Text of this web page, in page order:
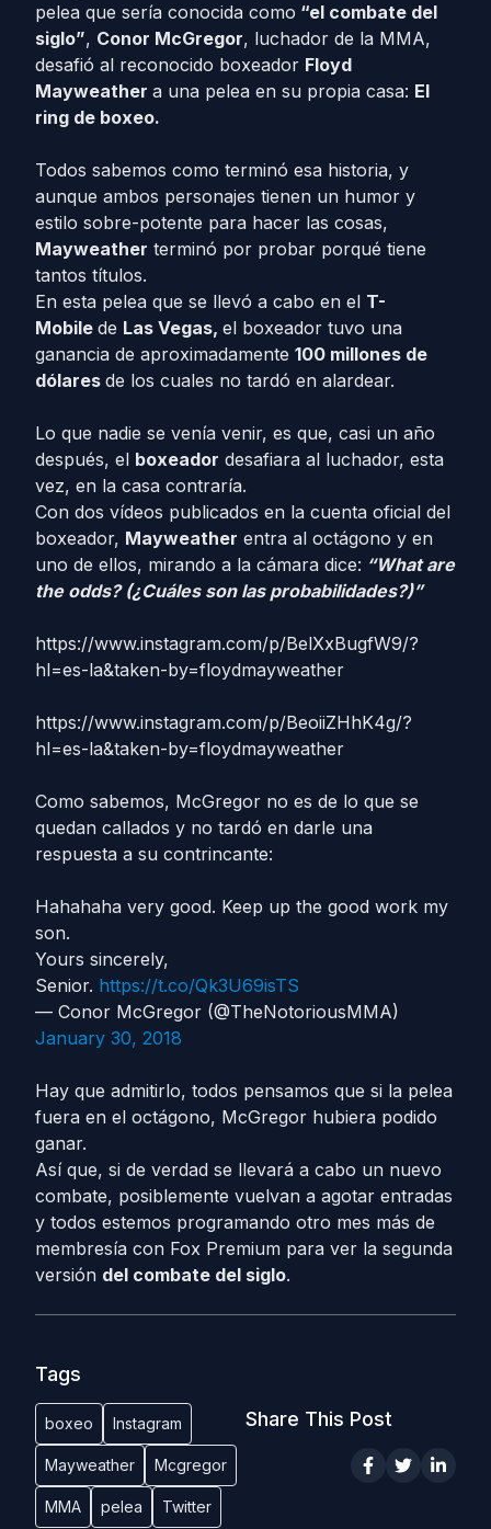
pelea que sería conocida como “el combate del
siglo”, Conor McGregor, luchador de la MMA,
desafió al reconocido boxeador Floyd
Mayweather a una pelea en su propia casa: El
ring de boxeo.
Todos sabemos como terminó esa historia, y
aunque ambos personajes tienen un humor y
estilo sobre-potente para hacer las cosas,
Mayweather terminó por probar porqué tiene
tantos títulos.
En esta pelea que se llevó a cabo en el T-
Mobile de Las Vegas, el boxeador tuvo una
ganancia de aproximadamente 100 millones de
dólares de los cuales no tardó en alardear.
Lo que nadie se venía venir, es que, casi un año
después, el boxeador desafiara al luchador, esta
vez, en la casa contraría.
Con dos vídeos publicados en la cuenta oficial del
boxeador, Mayweather entra al octágono y en
uno de ellos, mirando a la cámara dice: “What are
the odds? (¿Cuáles son las probabilidades?)”
https://www.instagram.com/p/BelXxBugfW9/?
hl=es-la&taken-by=floydmayweather
https://www.instagram.com/p/BeoiiZHhK4g/?
hl=es-la&taken-by=floydmayweather
Como sabemos, McGregor no es de lo que se
quedan callados y no tardó en darle una
respuesta a su contrincante:
Hahahaha very good. Keep up the good work my
son.
Yours sincerely,
Senior. https://t.co/Qk3U69isTS
— Conor McGregor (@TheNotoriousMMA)
January 30, 2018
Hay que admitirlo, todos pensamos que si la pelea
fuera en el octágono, McGregor hubiera podido
ganar.
Así que, si de verdad se llevará a cabo un nuevo
combate, posiblemente vuelvan a agotar entradas
y todos estemos programando otro mes más de
membresía con Fox Premium para ver la segunda
versión del combate del siglo.
Tags
boxeo Instagram
Mayweather Mcgregor
MMA pelea Twitter
Share This Post